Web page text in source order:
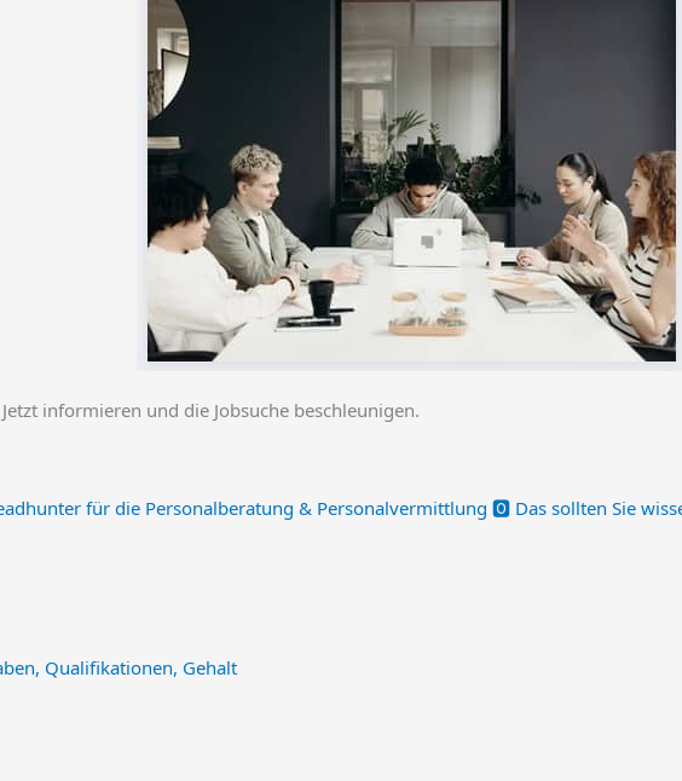
informieren und die Jobsuche beschleunigen.
für die Personalberatung & Personalvermittlung 🅾️ Das sollten Sie
Qualifikationen, Gehalt